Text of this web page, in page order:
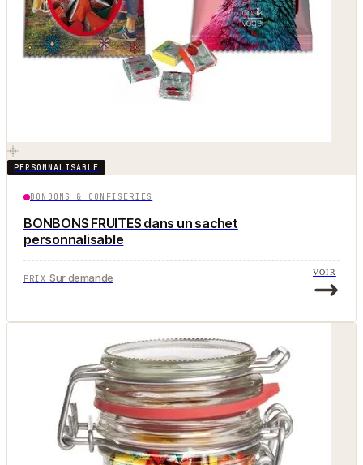
PERSONNALISABLE
BONBONS & CONFISERIES
BONBONS FRUITES dans un sachet
personnalisable
PRIX Sur demande VOIR